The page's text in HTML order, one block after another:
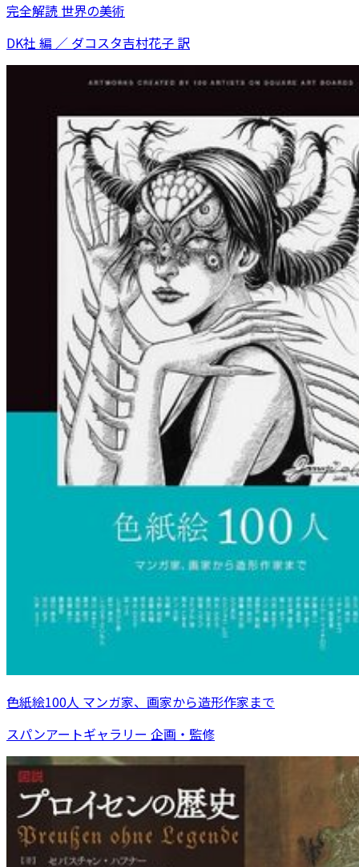
完全解読 世界の美術
DK社 編 ／ ダコスタ吉村花子 訳
色紙絵100人 マンガ家、画家から造形作家まで
スパンアートギャラリー 企画・監修